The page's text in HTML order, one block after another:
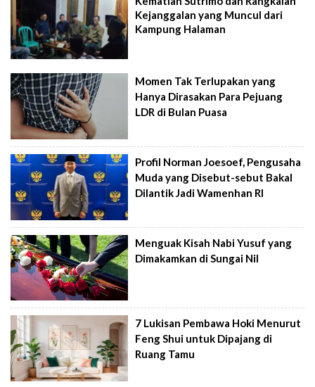
Kejanggalan yang Muncul dari
Kampung Halaman
Momen Tak Terlupakan yang
Hanya Dirasakan Para Pejuang
LDR di Bulan Puasa
Profil Norman Joesoef, Pengusaha
Muda yang Disebut-sebut Bakal
Dilantik Jadi Wamenhan RI
Menguak Kisah Nabi Yusuf yang
Dimakamkan di Sungai Nil
7 Lukisan Pembawa Hoki Menurut
Feng Shui untuk Dipajang di
Ruang Tamu